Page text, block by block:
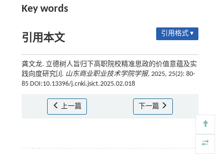
Key words
引用本文 引用格式 ▾
龚文龙. 立德树人旨归下高职院校精准思政的价值意蕴及实
践向度研究[J]. 山东商业职业技术学院学报, 2025, 25(2): 80-
85 DOI:10.13396/j.cnki.jsict.2025.02.018
上一篇 下一篇